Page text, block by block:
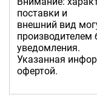
поставки и
внешний вид
производителем
уведомления.
Указанная
офертой.